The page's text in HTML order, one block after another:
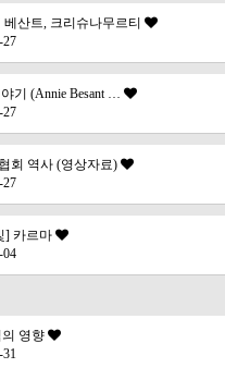
산트, 크리슈나무르티
기 (Annie Besant …
회 역사 (영상자료)
] 카르마
영향